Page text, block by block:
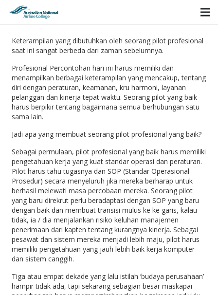
Keterampilan yang dibutuhkan oleh seorang pilot profesional
saat ini sangat berbeda dari zaman sebelumnya.
Profesional Percontohan hari ini harus memiliki dan
menampilkan berbagai keterampilan yang mencakup, tentang
diri dengan peraturan, keamanan, kru harmoni, layanan
pelanggan dan kinerja tepat waktu. Seorang pilot yang baik
harus berpikir tentang bagaimana semua berhubungan satu
sama lain.
Jadi apa yang membuat seorang pilot profesional yang baik?
Sebagai permulaan, pilot profesional yang baik harus memiliki
pengetahuan kerja yang kuat standar operasi dan peraturan.
Pilot harus tahu tugasnya dan SOP (Standar Operasional
Prosedur) secara menyeluruh jika mereka berharap untuk
berhasil melewati masa percobaan mereka. Seorang pilot
yang baru direkrut perlu beradaptasi dengan SOP yang baru
dengan baik dan membuat transisi mulus ke ke garis, kalau
tidak, ia / dia menjalankan risiko keluhan manajemen
penerimaan dari kapten tentang kurangnya kinerja. Sebagai
pesawat dan sistem mereka menjadi lebih maju, pilot harus
memiliki pengetahuan yang jauh lebih baik kerja komputer
dan sistem canggih.
Tiga atau empat dekade yang lalu istilah ‘budaya perusahaan’
hampir tidak ada, tapi sekarang sebagian besar maskapai